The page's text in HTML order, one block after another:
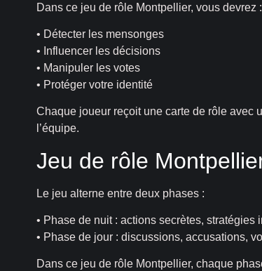
Dans ce jeu de rôle Montpellier, vous devrez :
• Détecter les mensonges
• Influencer les décisions
• Manipuler les votes
• Protéger votre identité
Chaque joueur reçoit une carte de rôle avec
l’équipe.
Jeu de rôle
Le jeu alterne entre deux phases :
• Phase de nuit : actions secrètes, stratégies
• Phase de jour : discussions, accusations,
Dans ce jeu de rôle Montpellier, chaque